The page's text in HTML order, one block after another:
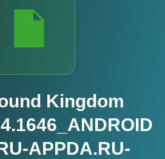
Kingdom
APPDA.RU-